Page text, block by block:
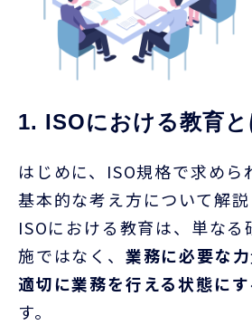
1. ISOにおける教育と
はじめに、 ISO規格で求めら
基本的な考え方について解説
ISOにおける教育は、単なる
施ではなく、 業務に必要な力
適切に業務を行える状態にす
す。